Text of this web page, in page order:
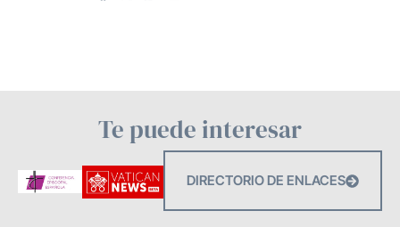
Te puede interesar
DIRECTORIO DE ENLACES